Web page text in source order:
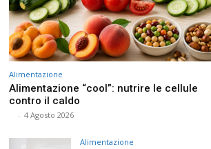
Alimentazione
Alimentazione “cool”: nutrire le cellule
contro il caldo
- 4 Agosto 2026
Alimentazione